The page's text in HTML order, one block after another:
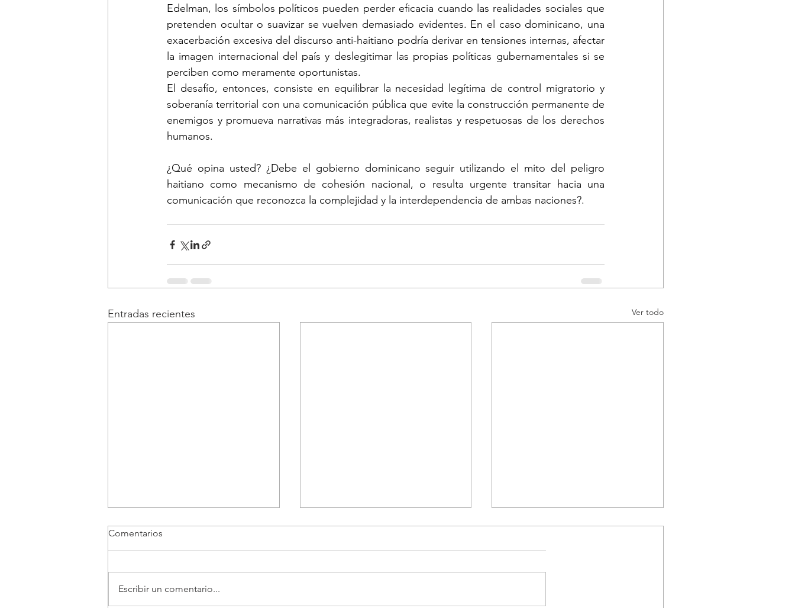
Edelman, los símbolos políticos pueden perder eficacia cuando las realidades sociales que
pretenden ocultar o suavizar se vuelven demasiado evidentes. En el caso dominicano, una
exacerbación excesiva del discurso anti-haitiano podría derivar en tensiones internas, afectar
la imagen internacional del país y deslegitimar las propias políticas gubernamentales si se
perciben como meramente oportunistas.
El desafío, entonces, consiste en equilibrar la necesidad legítima de control migratorio y
soberanía territorial con una comunicación pública que evite la construcción permanente de
enemigos y promueva narrativas más integradoras, realistas y respetuosas de los derechos
humanos.
¿Qué opina usted? ¿Debe el gobierno dominicano seguir utilizando el mito del peligro
haitiano como mecanismo de cohesión nacional, o resulta urgente transitar hacia una
comunicación que reconozca la complejidad y la interdependencia de ambas naciones?.
Entradas recientes Ver todo
Comentarios
Escribir un comentario...